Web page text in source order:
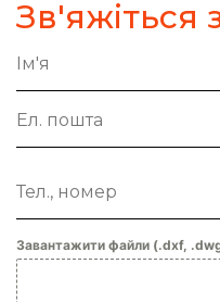
Зв'яжіться
Завантажити файли (.dxf,